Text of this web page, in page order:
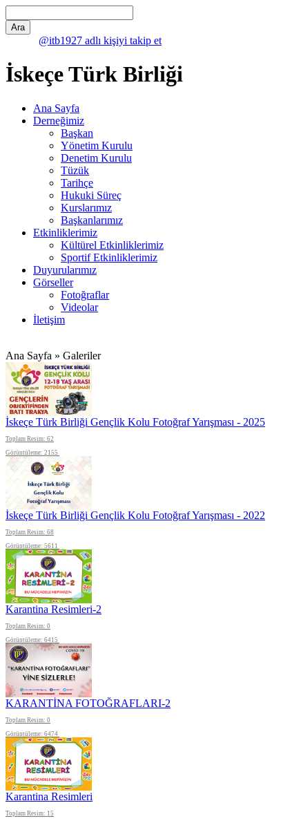
@itb1927 adlı kişiyi takip et
İskeçe Türk Birliği
Ana Sayfa
Derneğimiz
Başkan
Yönetim Kurulu
Denetim Kurulu
Tüzük
Tarihçe
Hukuki Süreç
Kurslarımız
Başkanlarımız
Etkinliklerimiz
Kültürel Etkinliklerimiz
Sportif Etkinliklerimiz
Duyurularımız
Görseller
Fotoğraflar
Videolar
İletişim
Ana Sayfa » Galeriler
İskeçe Türk Birliği Gençlik Kolu Fotoğraf Yarışması - 2025
Toplam Resim: 62
Görüntüleme: 2155
İskeçe Türk Birliği Gençlik Kolu Fotoğraf Yarışması - 2022
Toplam Resim: 68
Görüntüleme: 5611
Karantina Resimleri-2
Toplam Resim: 0
Görüntüleme: 6415
KARANTİNA FOTOĞRAFLARI-2
Toplam Resim: 0
Görüntüleme: 6474
Karantina Resimleri
Toplam Resim: 15